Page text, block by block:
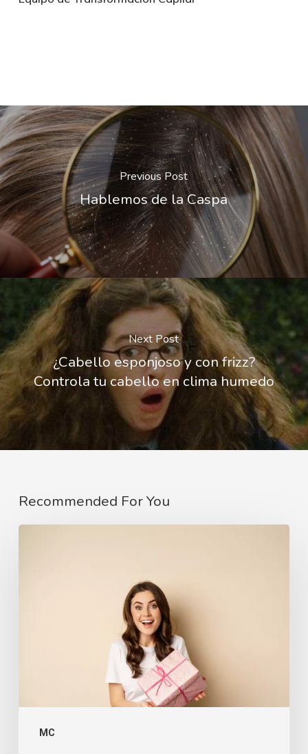
Previous Post
Hablemos de la Caspa
Next Post
¿Cabello esponjoso y con frizz?
Controla tu cabello en clima humedo
Recommended For You
MC